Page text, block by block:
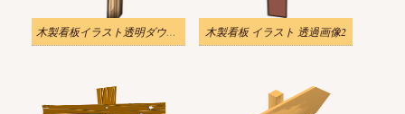
木製看板イラスト透明ダウンロード1 木製看板 イラスト 透過画像2